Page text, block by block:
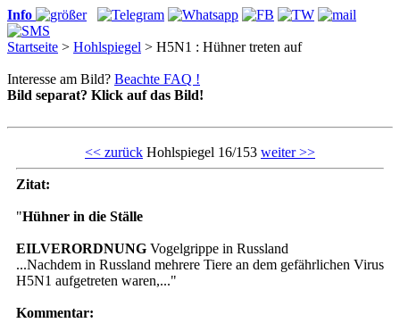
Info
Startseite > Hohlspiegel > H5N1 : Hühner treten auf
Interesse am Bild? Beachte FAQ !
Bild separat? Klick auf das Bild!
<< zurück Hohlspiegel 16/153 weiter >>
Zitat:
"Hühner in die Ställe
EILVERORDNUNG Vogelgrippe in Russland
...Nachdem in Russland mehrere Tiere an dem gefährlichen Virus
H5N1 aufgetreten waren,..."
Kommentar: